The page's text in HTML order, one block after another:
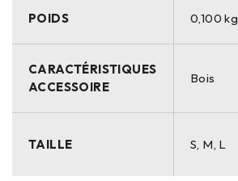
POIDS 0,100 kg
CARACTÉRISTIQUES
ACCESSOIRE
Bois
TAILLE S, M, L